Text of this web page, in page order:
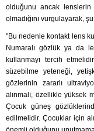
olduğunu ancak lenslerin
olmadığını vurgulayarak,
"Bu nedenle kontakt lens
Numaralı gözlük ya da
kullanmayı tercih
süzebilme yeteneği,
gözlerinin zararlı
alınmalı, özellikle yüksek
Çocuk güneş
edilmelidir. Çocuklar için